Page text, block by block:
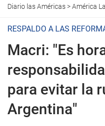
Diario las Américas>América
RESPALDO A LAS
Macri: "Es
para evitar la
Argentina"